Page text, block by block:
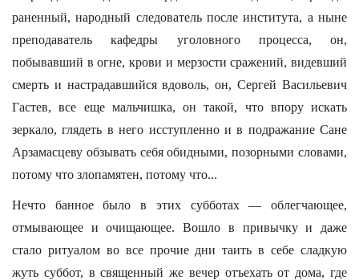
раненный, народный следователь после института, а ныне
преподаватель кафедры уголовного процесса, он,
побывавший в огне, крови и мерзости сражений, видевший
смерть и настрадавшийся вдоволь, он, Сергей Васильевич
Гастев, все еще мальчишка, он такой, что впору искать
зеркало, глядеть в него исступленно и в подражание Сане
Арзамасцеву обзывать себя обидными, позорными словами,
потому что злопамятен, потому что...
Нечто банное было в этих субботах — облегчающее,
отмывающее и очищающее. Вошло в привычку и даже
стало ритуалом во все прочие дни таить в себе сладкую
жуть суббот, в священный же вечер отъехать от дома, где